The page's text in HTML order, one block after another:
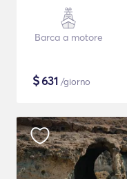
Barca a motore
$631 /giorno